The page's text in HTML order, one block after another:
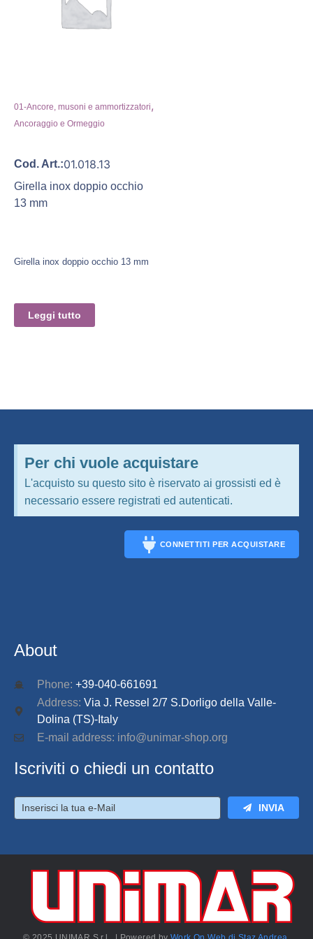
01-Ancore, musoni e ammortizzatori,
Ancoraggio e Ormeggio
Cod. Art.:01.018.13
Girella inox doppio occhio
13 mm
Girella inox doppio occhio 13 mm
Leggi tutto
Per chi vuole acquistare
L'acquisto su questo sito è riservato ai grossisti ed è
necessario essere registrati ed autenticati.
CONNETTITI PER ACQUISTARE
About
Phone: +39-040-661691
Address: Via J. Ressel 2/7 S.Dorligo della Valle-
Dolina (TS)-Italy
E-mail address: info@unimar-shop.org
Iscriviti o chiedi un contatto
INVIA